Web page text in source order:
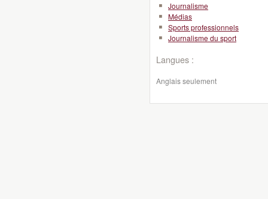
Journalisme
Médias
Sports professionnels
Journalisme du sport
Langues :
Anglais seulement